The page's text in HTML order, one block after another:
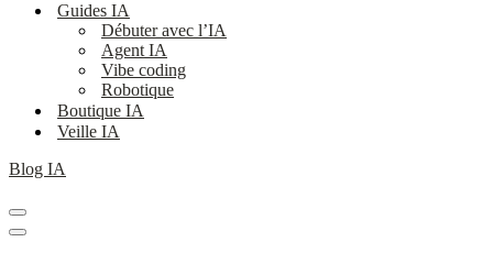
Guides IA
Débuter avec l’IA
Agent IA
Vibe coding
Robotique
Boutique IA
Veille IA
Blog IA
Menu
de
Menu